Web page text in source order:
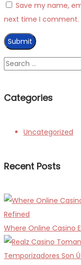
Save my name,
next time I comment.
Search
Categories
Uncategorized
Recent Posts
Where Online Casino